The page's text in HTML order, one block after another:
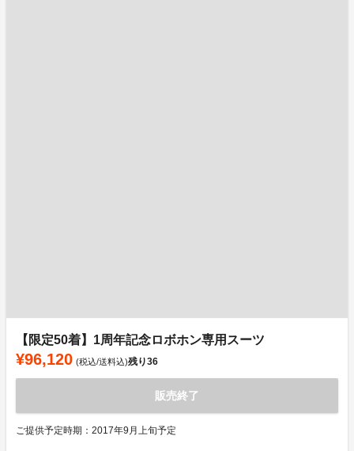
【限定50着】1周年記念ロボホン専用スーツ
¥96,120 (税込/送料込)残り36
販売終了
ご提供予定時期：2017年9月上旬予定